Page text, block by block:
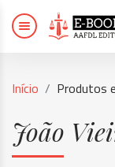
Início Produtos
João